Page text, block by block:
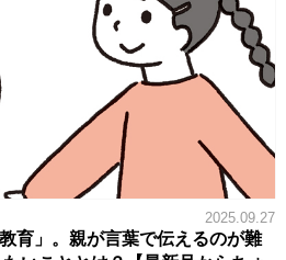
2025.09.27
育」。親が言葉で伝えるのが難